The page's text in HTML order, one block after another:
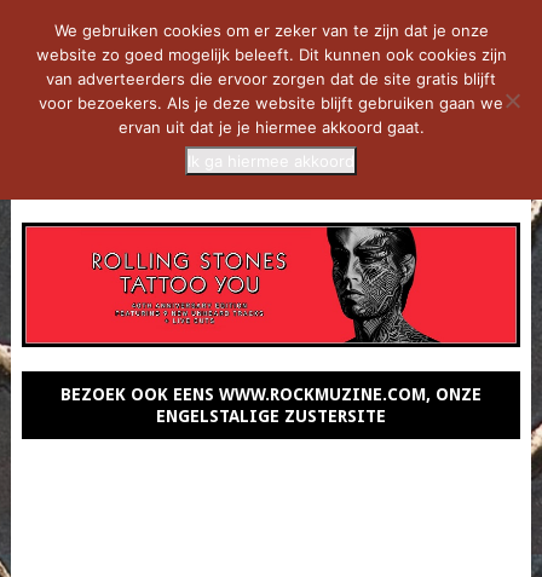
BEZOEK OOK EENS WWW.ROCKMUZINE.COM, ONZE
ENGELSTALIGE ZUSTERSITE
We gebruiken cookies om er zeker van te zijn dat je onze
website zo goed mogelijk beleeft. Dit kunnen ook cookies zijn
van adverteerders die ervoor zorgen dat de site gratis blijft
voor bezoekers. Als je deze website blijft gebruiken gaan we
ervan uit dat je je hiermee akkoord gaat.
Ik ga hiermee akkoord